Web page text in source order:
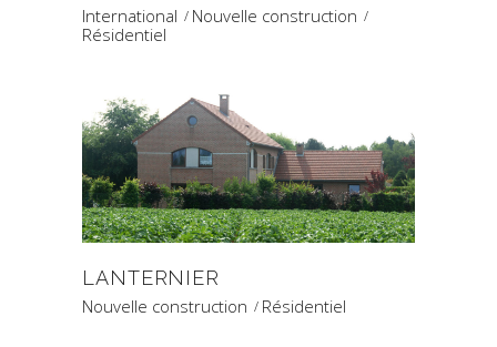
International
Nouvelle construction
Résidentiel
LANTERNIER
Nouvelle construction Résidentiel